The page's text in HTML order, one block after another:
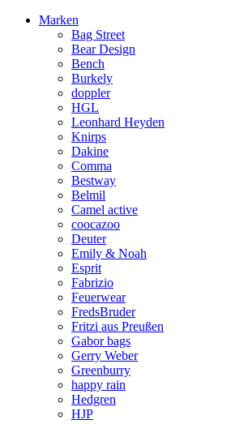
Marken
Bag Street
Bear Design
Bench
Burkely
doppler
HGL
Leonhard Heyden
Knirps
Dakine
Comma
Bestway
Belmil
Camel active
coocazoo
Deuter
Emily & Noah
Esprit
Fabrizio
Feuerwear
FredsBruder
Fritzi aus Preußen
Gabor bags
Gerry Weber
Greenburry
happy rain
Hedgren
HJP